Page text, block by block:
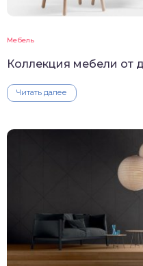
Мебель
Коллекция мебели от
Читать далее